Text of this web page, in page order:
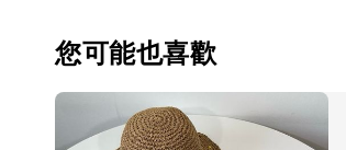
您可能也喜歡